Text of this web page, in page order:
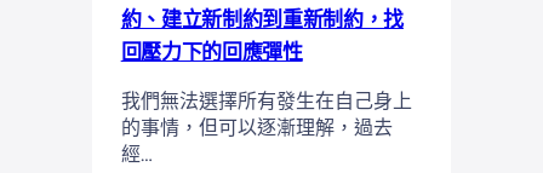
約、建立新制約到重新制約，找
回壓力下的回應彈性
我們無法選擇所有發生在自己身上
的事情，但可以逐漸理解，過去
經…